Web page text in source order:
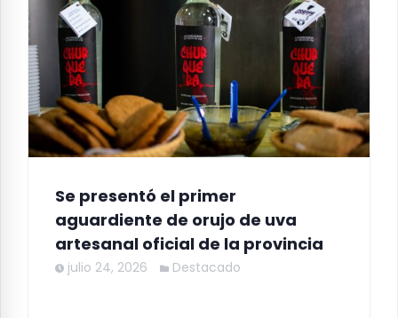
Se presentó el primer
aguardiente de orujo de uva
artesanal oficial de la provincia
julio 24, 2026 Destacado